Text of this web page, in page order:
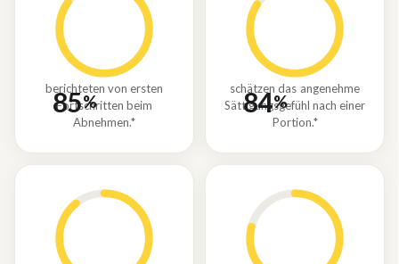
85%
berichteten von ersten
Fortschritten beim
Abnehmen.*
84%
schätzen das angenehme
Sättigungsgefühl nach einer
Portion.*